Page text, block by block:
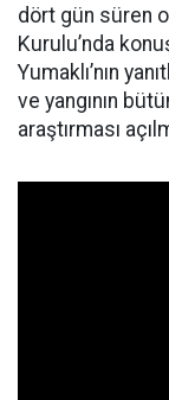
dört gün süren
Kurulu’nda
Yumaklı’nın
ve yangının
araştırması